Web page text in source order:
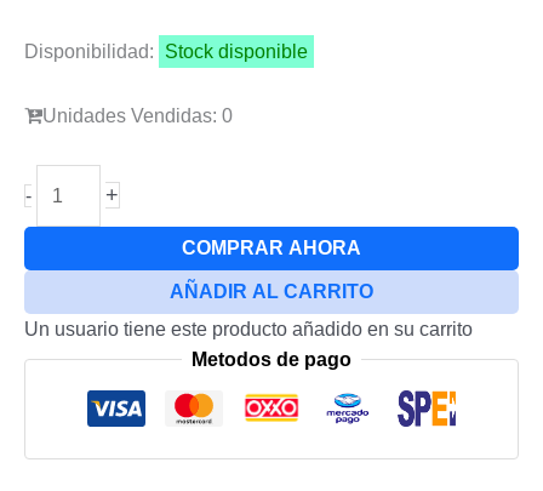
Disponibilidad: Stock disponible
Unidades Vendidas: 0
-
Centro
Carga
Moto
G7
cantidad
+
COMPRAR AHORA
AÑADIR AL CARRITO
Un usuario tiene este producto añadido en su carrito
Metodos de pago